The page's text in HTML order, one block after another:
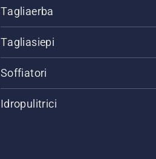
Tagliaerba
Tagliasiepi
Soffiatori
Idropulitrici